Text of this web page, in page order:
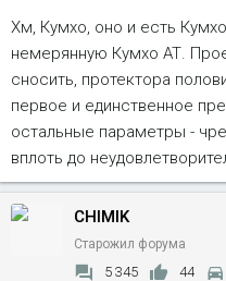
Хм, Кумхо, оно и есть
немерянную Кумхо АТ.
сносить, протектора
первое и единственное
остальные параметры -
вплоть до
CHIMIK
Старожил форума
5 345 44